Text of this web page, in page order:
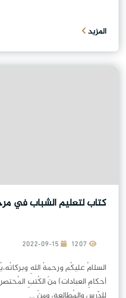
المزيد
كتاب لتعليم الشباب في
2022-09-15
السلامُ عليكُم ورحمةُ اللهِ
أحكامِ العبادات) منَ الكُتبِ